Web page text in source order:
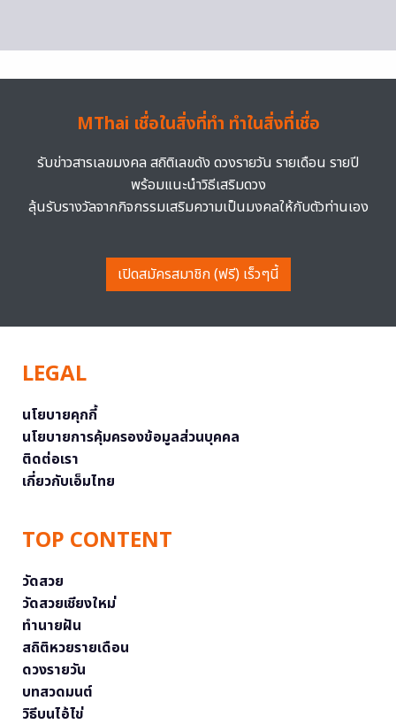
MThai เชื่อในสิ่งที่ทำ ทำในสิ่งที่เชื่อ
รับข่าวสารเลขมงคล สถิติเลขดัง ดวงรายวัน รายเดือน รายปี
พร้อมแนะนำวิธีเสริมดวง
ลุ้นรับรางวัลจากกิจกรรมเสริมความเป็นมงคลให้กับตัวท่านเอง
เปิดสมัครสมาชิก (ฟรี) เร็วๆนี้
LEGAL
นโยบายคุกกี้
นโยบายการคุ้มครองข้อมูลส่วนบุคคล
ติดต่อเรา
เกี่ยวกับเอ็มไทย
TOP CONTENT
วัดสวย
วัดสวยเชียงใหม่
ทำนายฝัน
สถิติหวยรายเดือน
ดวงรายวัน
บทสวดมนต์
วิธีบนไอ้ไข่